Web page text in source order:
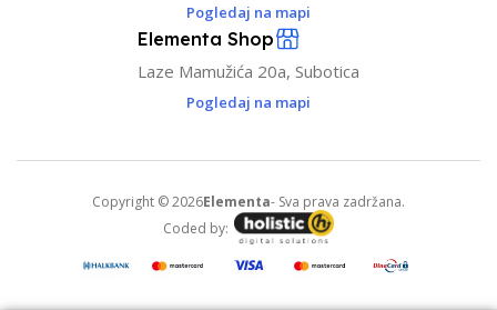
Pogledaj na mapi
Elementa Shop
Laze Mamužića 20a, Subotica
Pogledaj na mapi
Copyright © 2026Elementa- Sva prava zadržana.
Coded by: